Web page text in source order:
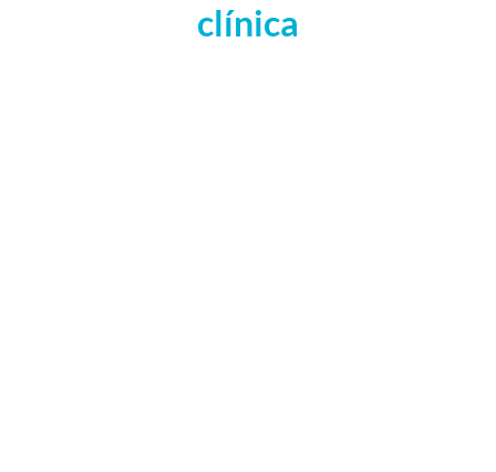
clínica